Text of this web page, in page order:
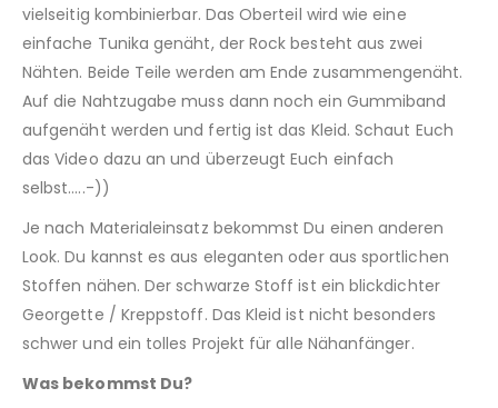
vielseitig kombinierbar. Das Oberteil wird wie eine
einfache Tunika genäht, der Rock besteht aus zwei
Nähten. Beide Teile werden am Ende zusammengenäht.
Auf die Nahtzugabe muss dann noch ein Gummiband
aufgenäht werden und fertig ist das Kleid. Schaut Euch
das Video dazu an und überzeugt Euch einfach
selbst…..-))
Je nach Materialeinsatz bekommst Du einen anderen
Look. Du kannst es aus eleganten oder aus sportlichen
Stoffen nähen. Der schwarze Stoff ist ein blickdichter
Georgette / Kreppstoff. Das Kleid ist nicht besonders
schwer und ein tolles Projekt für alle Nähanfänger.
Was bekommst Du?